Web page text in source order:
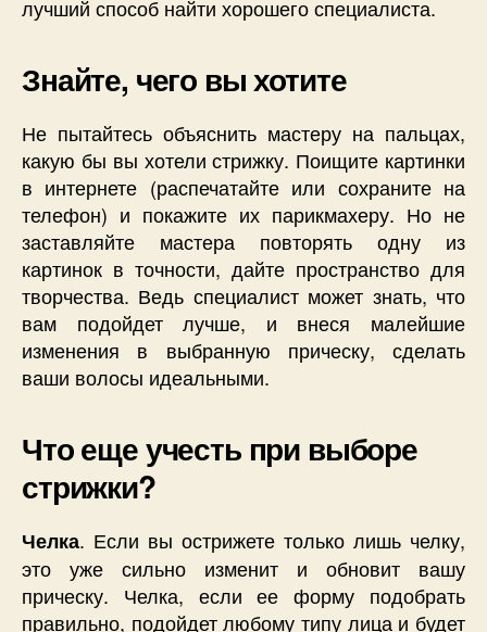
лучший способ найти хорошего специалиста.
Знайте, чего вы хотите
Не пытайтесь объяснить мастеру на пальцах,
какую бы вы хотели стрижку. Поищите картинки
в интернете (распечатайте или сохраните на
телефон) и покажите их парикмахеру. Но не
заставляйте мастера повторять одну из
картинок в точности, дайте пространство для
творчества. Ведь специалист может знать, что
вам подойдет лучше, и внеся малейшие
изменения в выбранную прическу, сделать
ваши волосы идеальными.
Что еще учесть при выборе
стрижки?
Челка. Если вы острижете только лишь челку,
это уже сильно изменит и обновит вашу
прическу. Челка, если ее форму подобрать
правильно, подойдет любому типу лица и будет